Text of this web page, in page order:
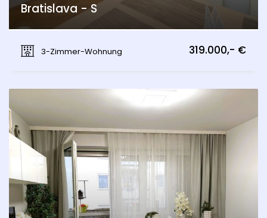
Bratislava - S
3-Zimmer-Wohnung
319.000,- €